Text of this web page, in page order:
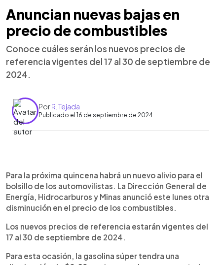
Anuncian nuevas bajas en
precio de combustibles
Conoce cuáles serán los nuevos precios de
referencia vigentes del 17 al 30 de septiembre de
2024.
PorR. Tejada
Publicado el 16 de septiembre de 2024
Escuchar artículo
Para la próxima quincena habrá un nuevo alivio para el
bolsillo de los automovilistas. La Dirección General de
Energía, Hidrocarburos y Minas anunció este lunes otra
disminución en el precio de los combustibles.
Los nuevos precios de referencia estarán vigentes del
17 al 30 de septiembre de 2024.
Para esta ocasión, la gasolina súper tendra una